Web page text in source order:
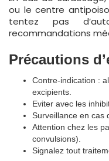
ou le centre
tentez pas
recommandations
Précautions
Contre-indication :
excipients.
Eviter avec les
Surveillance en cas
Attention chez les
convulsions).
Signalez tout